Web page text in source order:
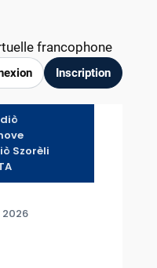
francophone
Inscription
Szorèli
2026